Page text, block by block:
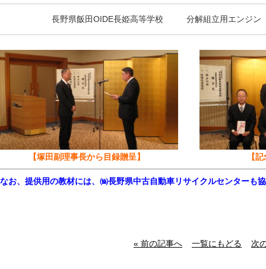
長野県飯田OIDE長姫高等学校 分解組立用エン
【塚田副理事長から目録贈呈】 【記念
なお、提供用の教材には、㈿長野県中古自動車リサイクルセンターも
« 前の記事へ 一覧にもどる 次